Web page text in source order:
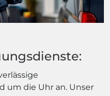
um die Uhr an. Unser